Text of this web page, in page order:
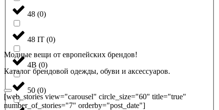
48 (0)
48 IT (0)
4B (0)
50 (0)
Модные вещи от европейских брендов!
Каталог брендовой одежды, обуви и аксессуаров.
[web_stories view="carousel" circle_size="60" title="true"
number_of_stories="7" orderby="post_date"]